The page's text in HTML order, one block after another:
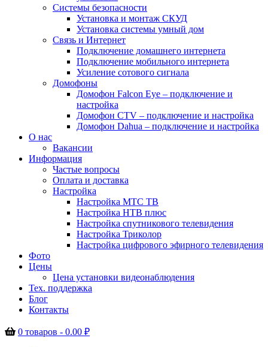
Системы безопасности
Установка и монтаж СКУД
Установка системы умный дом
Связь и Интернет
Подключение домашнего интернета
Подключение мобильного интернета
Усиление сотового сигнала
Домофоны
Домофон Falcon Eye – подключение и
настройка
Домофон CTV – подключение и настройка
Домофон Dahua – подключение и настройка
О нас
Вакансии
Информация
Частые вопросы
Оплата и доставка
Настройка
Настройка МТС ТВ
Настройка НТВ плюс
Настройка спутникового телевидения
Настройка Триколор
Настройка цифрового эфирного телевидения
Фото
Цены
Цена установки видеонаблюдения
Тех. поддержка
Блог
Контакты
0 товаров - 0.00 ₽